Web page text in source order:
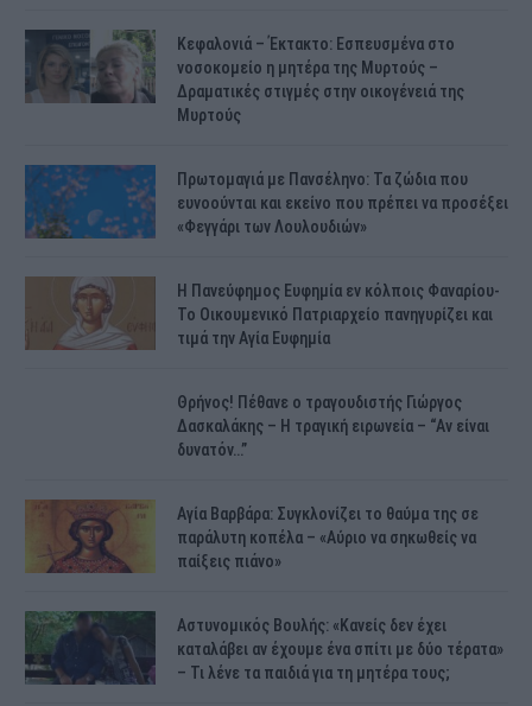
Κεφαλονιά – Έκτακτο: Εσπευσμένα στο
νοσοκομείο η μητέρα της Μυρτούς –
Δραματικές στιγμές στην οικογένειά της
Μυρτούς
Πρωτομαγιά με Πανσέληνο: Τα ζώδια που
ευνοούνται και εκείνο που πρέπει να προσέξει
«Φεγγάρι των Λουλουδιών»
H Πανεύφημος Ευφημία εν κόλποις Φαναρίου-
Το Οικουμενικό Πατριαρχείο πανηγυρίζει και
τιμά την Αγία Ευφημία
Θρήνος! Πέθανε ο τραγουδιστής Γιώργος
Δασκαλάκης – Η τραγική ειρωνεία – “Αν είναι
δυνατόν…”
Αγία Βαρβάρα: Συγκλονίζει το θαύμα της σε
παράλυτη κοπέλα – «Αύριο να σηκωθείς να
παίξεις πιάνο»
Αστυνομικός Bουλής: «Κανείς δεν έχει
καταλάβει αν έχουμε ένα σπίτι με δύο τέρατα»
– Τι λένε τα παιδιά για τη μητέρα τους;